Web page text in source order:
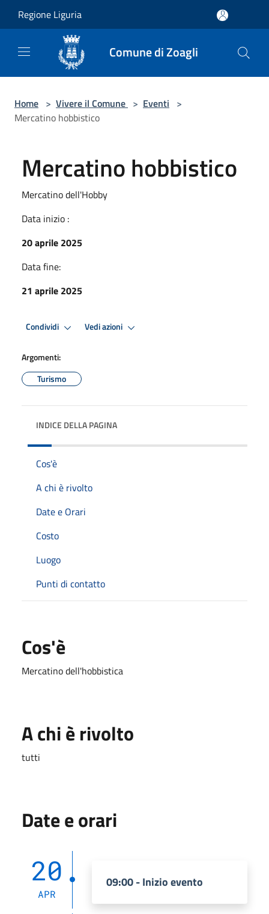
Regione Liguria
Comune di Zoagli
Home > Vivere il Comune > Eventi >
Mercatino hobbistico
Mercatino hobbistico
Mercatino dell'Hobby
Data inizio :
20 aprile 2025
Data fine:
21 aprile 2025
Condividi Vedi azioni
Argomenti:
Turismo
INDICE DELLA PAGINA
Cos'è
A chi è rivolto
Date e Orari
Costo
Luogo
Punti di contatto
Cos'è
Mercatino dell'hobbistica
A chi è rivolto
tutti
Date e orari
20
APR
09:00 - Inizio evento